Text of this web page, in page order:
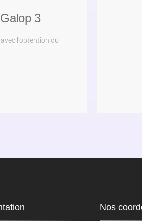
3
l’obtention du
Nos